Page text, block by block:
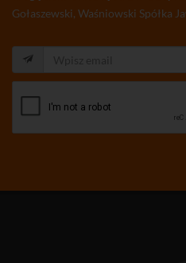
Gołaszewski, Waśniowski Spółka